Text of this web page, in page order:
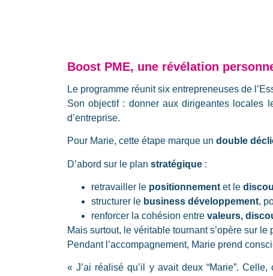
Boost PME, une révélation
Le programme réunit six entrepreneuses de
Son objectif : donner aux dirigeantes locales
d’entreprise.
Pour Marie, cette étape marque un double
D’abord sur le plan stratégique :
retravailler le positionnement et le
structurer le business développement,
renforcer la cohésion entre valeurs,
Mais surtout, le véritable tournant s’opère sur le
Pendant l’accompagnement, Marie prend
« J’ai réalisé qu’il y avait deux “Marie”.